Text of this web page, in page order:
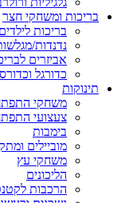
בריכות ומשחקי חצר
בריכות לילדים
נדנדות/
אביזרים
כדורגל וכדורסל
תינוקות
משחקי
צעצועי
בימבות
מוביילים
משחקי עץ
הליכונים
הרכבות